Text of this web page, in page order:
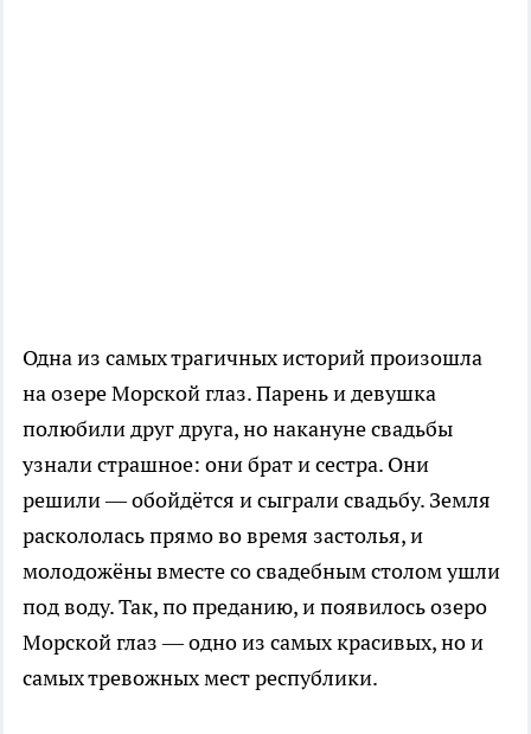
Одна из самых трагичных историй произошла
на озере Морской глаз. Парень и девушка
полюбили друг друга, но накануне свадьбы
узнали страшное: они брат и сестра. Они
решили — обойдётся и сыграли свадьбу. Земля
раскололась прямо во время застолья, и
молодожёны вместе со свадебным столом ушли
под воду. Так, по преданию, и появилось озеро
Морской глаз — одно из самых красивых, но и
самых тревожных мест республики.